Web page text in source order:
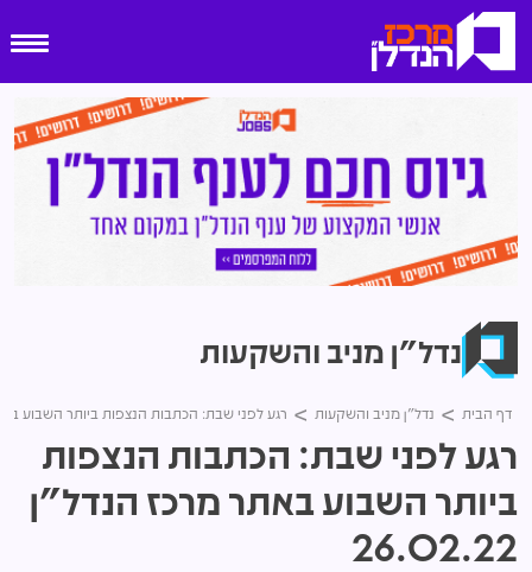
נדל"ן מניב והשקעות
דף הבית נדל"ן מניב והשקעות רגע לפני שבת: הכתבות הנצפות ביותר השבוע באתר
רגע לפני שבת: הכתבות הנצפות
ביותר השבוע באתר מרכז הנדל"ן
26.02.22